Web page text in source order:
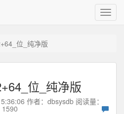
位_纯净版
位_纯净版
作者： dbsysdb阅读量：
1590